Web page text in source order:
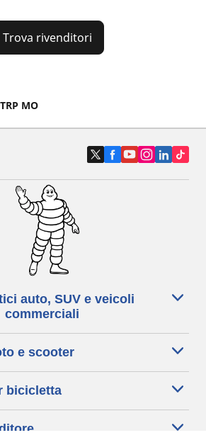
Trova rivenditori
TRP MO
auto, SUV e veicoli
commerciali
e scooter
bicicletta